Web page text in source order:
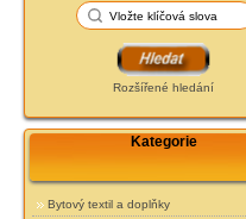
Rozšířené hledání
Kategorie
Bytový textil a doplňky